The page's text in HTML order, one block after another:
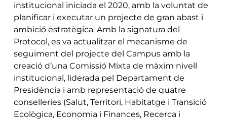
institucional iniciada el 2020, amb la voluntat de
planificar i executar un projecte de gran abast i
ambició estratègica. Amb la signatura del
Protocol, es va actualitzar el mecanisme de
seguiment del projecte del Campus amb la
creació d’una Comissió Mixta de màxim nivell
institucional, liderada pel Departament de
Presidència i amb representació de quatre
conselleries (Salut, Territori, Habitatge i Transició
Ecològica, Economia i Finances, Recerca i